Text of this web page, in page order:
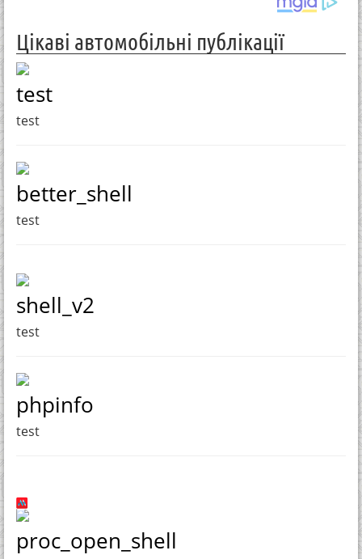
Цікаві автомобільні публікації
test
test
better_shell
test
shell_v2
test
phpinfo
test
proc_open_shell